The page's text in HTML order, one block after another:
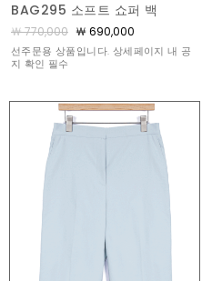
BAG295 소프트 쇼퍼 백
￦ 770,000 ￦ 690,000
선주문용 상품입니다. 상세페이지 내 공
지 확인 필수